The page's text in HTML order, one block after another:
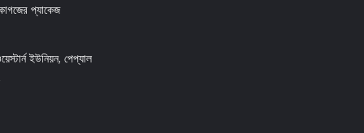
প্যাকেজ
ইউনিয়ন, পেপ্যাল